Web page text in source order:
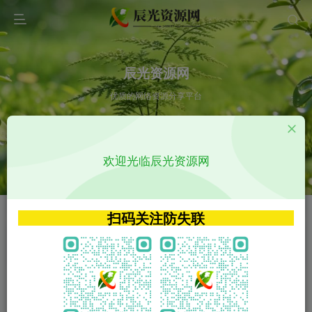
辰光资源网
优质的网络资源分享平台
VIP特权介绍 APP源码
VIP特权介绍
火
VIP特权介绍
影视源码
影视源码
欢迎光临辰光资源网
扫码关注防失联